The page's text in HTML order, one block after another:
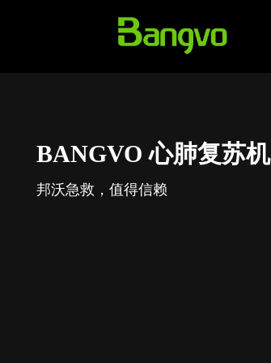
BANGVO 心肺复苏机
邦沃急救，值得信赖